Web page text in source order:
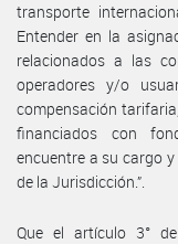
transporte
Entender en la
relacionados a las
operadores y/o
compensación
financiados con
encuentre a su cargo
de la Jurisdicción.”.
Que el artículo 3°